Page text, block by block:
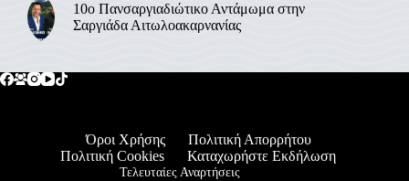
10ο Πανσαργιαδιώτικο Αντάμωμα στην
Σαργιάδα Αιτωλοακαρνανίας
Όροι Χρήσης
Πολιτική Απορρήτου
Πολιτική Cookies
Καταχωρήστε Εκδήλωση
Τελευταίες Αναρτήσεις